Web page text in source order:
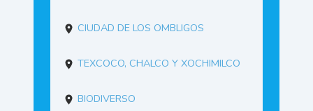
Ciudad de los ombligos
Texcoco, Chalco y Xochimilco
Biodiverso